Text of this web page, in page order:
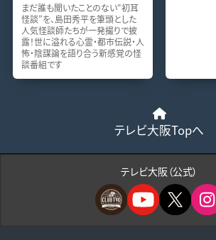
まだ誰も聞いたことのない“初耳
怪談”を、島田秀平を筆頭とした
人気怪談師たちが一発撮りで披
露！世に溢れる心霊・都市伝説・人
怖・陰謀論を語り合う新感覚の怪
談番組です
テレビ大阪Topへ
テレビ大阪（公式）